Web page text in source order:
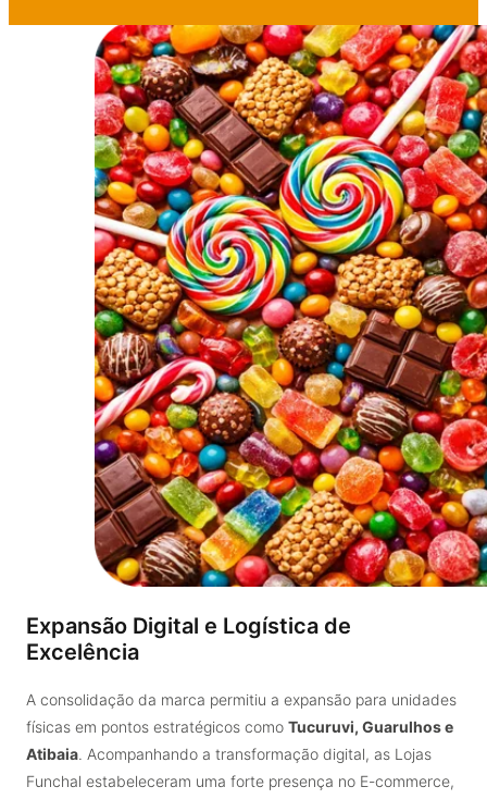
Expansão Digital e Logística de
Excelência
A consolidação da marca permitiu a expansão para unidades
físicas em pontos estratégicos como Tucuruvi, Guarulhos e
Atibaia. Acompanhando a transformação digital, as Lojas
Funchal estabeleceram uma forte presença no E-commerce,